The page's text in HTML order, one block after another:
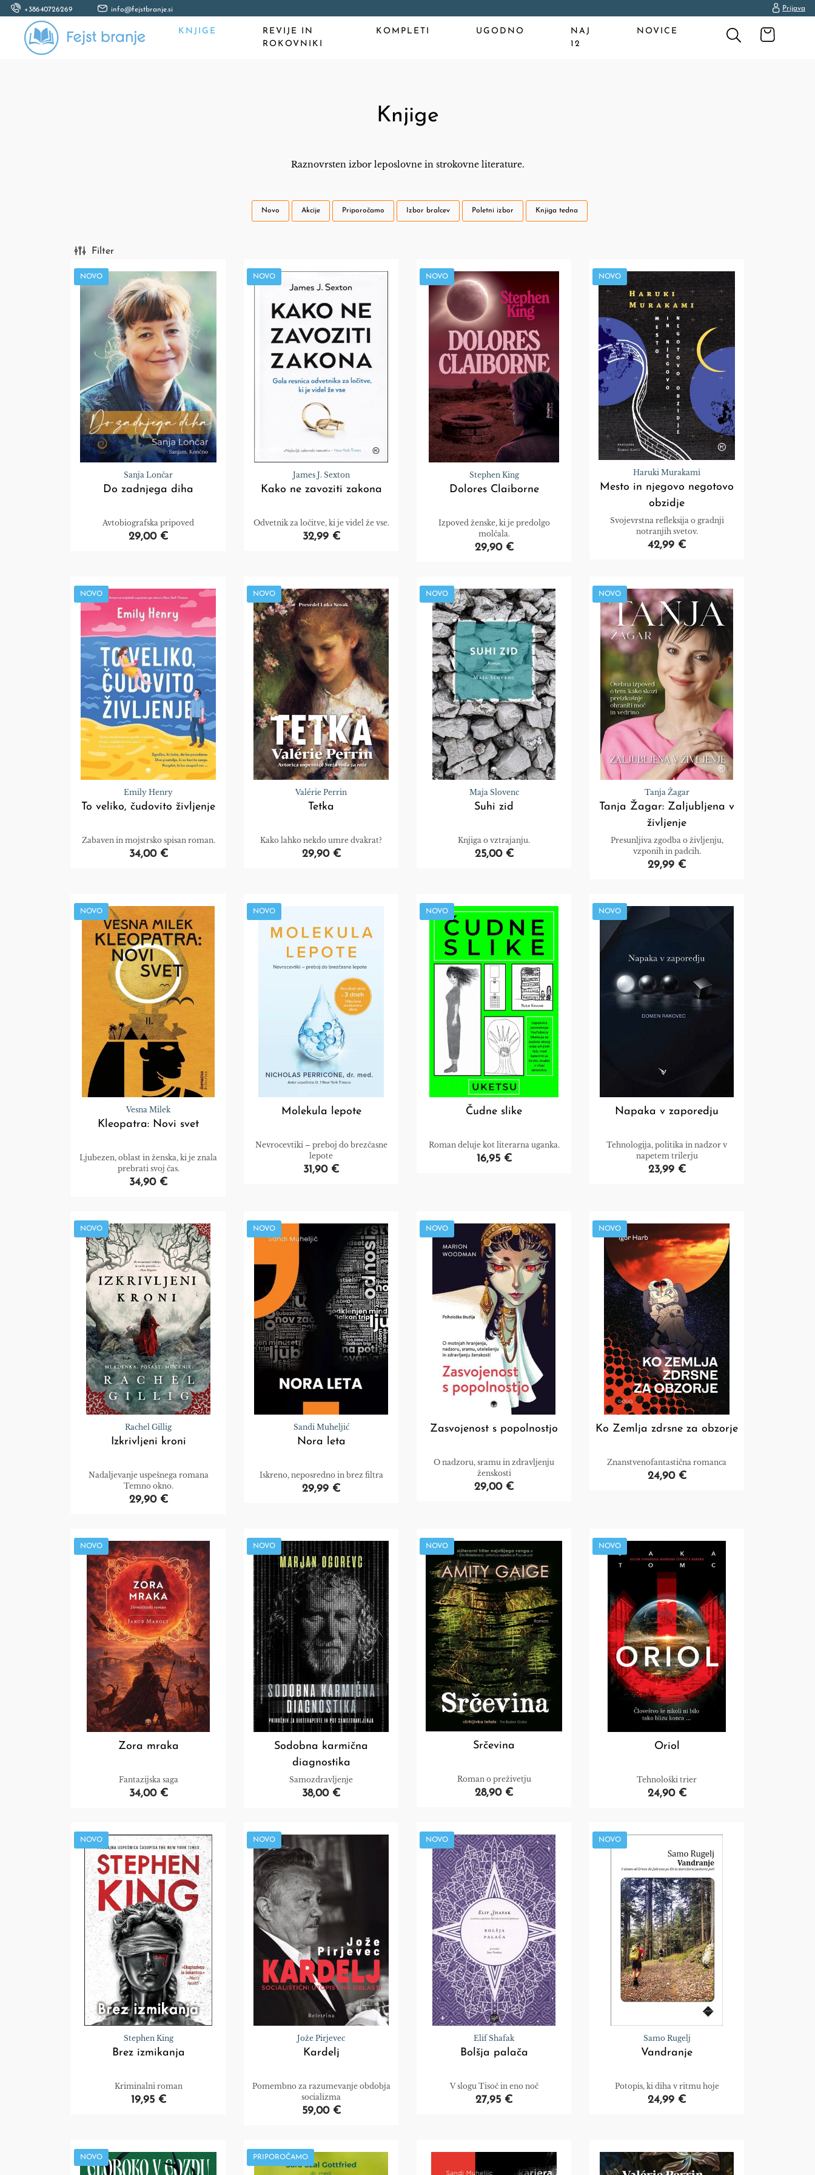
+38640726269 info@fejstbranje.si Prijava
KNJIGE
REVIJE IN
ROKOVNIKI
KOMPLETI UGODNO
NAJ
12
NOVICE
Knjige
Raznovrsten izbor leposlovne in strokovne literature.
Novo Akcije Priporočamo Izbor bralcev Poletni izbor Knjiga tedna
Filter
NOVO
Sanja Lončar
Do zadnjega diha
Avtobiografska pripoved
29,00 €
NOVO
James J. Sexton
Kako ne zavoziti zakona
Odvetnik za ločitve, ki je videl že vse.
32,99 €
NOVO
Stephen King
Dolores Claiborne
Izpoved ženske, ki je predolgo
molčala.
29,90 €
NOVO
Haruki Murakami
Mesto in njegovo negotovo
obzidje
Svojevrstna refleksija o gradnji
notranjih svetov.
42,99 €
NOVO
Emily Henry
To veliko, čudovito življenje
Zabaven in mojstrsko spisan roman.
34,00 €
NOVO
Valérie Perrin
Tetka
Kako lahko nekdo umre dvakrat?
29,90 €
NOVO
Maja Slovenc
Suhi zid
Knjiga o vztrajanju.
25,00 €
NOVO
Tanja Žagar
Tanja Žagar: Zaljubljena v
življenje
Presunljiva zgodba o življenju,
vzponih in padcih.
29,99 €
NOVO
Vesna Milek
Kleopatra: Novi svet
Ljubezen, oblast in ženska, ki je znala
prebrati svoj čas.
34,90 €
NOVO
Molekula lepote
Nevrocevtiki – preboj do brezčasne
lepote
31,90 €
NOVO
Čudne slike
Roman deluje kot literarna uganka.
16,95 €
NOVO
Napaka v zaporedju
Tehnologija, politika in nadzor v
napetem trilerju
23,99 €
NOVO
Rachel Gillig
Izkrivljeni kroni
Nadaljevanje uspešnega romana
Temno okno.
29,90 €
NOVO
Sandi Muheljić
Nora leta
Iskreno, neposredno in brez filtra
29,99 €
NOVO
Zasvojenost s popolnostjo
O nadzoru, sramu in zdravljenju
ženskosti
29,00 €
NOVO
Ko Zemlja zdrsne za obzorje
Znanstvenofantastična romanca
24,90 €
NOVO
Zora mraka
Fantazijska saga
34,00 €
NOVO
Sodobna karmična
diagnostika
Samozdravljenje
38,00 €
NOVO
Srčevina
Roman o preživetju
28,90 €
NOVO
Oriol
Tehnološki trier
24,90 €
NOVO
Stephen King
Brez izmikanja
Kriminalni roman
19,95 €
NOVO
Jože Pirjevec
Kardelj
Pomembno za razumevanje obdobja
socializma
59,00 €
NOVO
Elif Shafak
Bolšja palača
V slogu Tisoč in eno noč
27,95 €
NOVO
Samo Rugelj
Vandranje
Potopis, ki diha v ritmu hoje
24,99 €
NOVO PRIPOROČAMO